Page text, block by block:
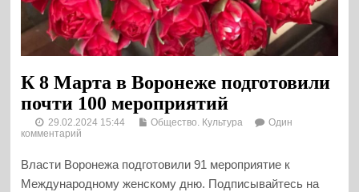
К 8 Марта в Воронеже подготовили
почти 100 мероприятий
29.02.2024 15:44 Общество. Культура
Один
комментарий
Власти Воронежа подготовили 91 мероприятие к
Международному женскому дню. Подписывайтесь на